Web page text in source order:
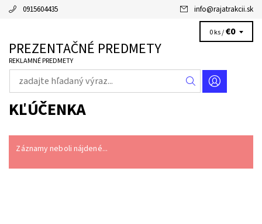
0915604435 info@rajatrakcii.sk
PREZENTAČNÉ PREDMETY
REKLAMNÉ PREDMETY
0 ks /€0
KĽÚČENKA
Záznamy neboli nájdené...